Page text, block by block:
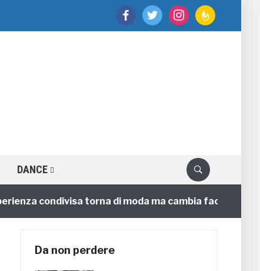
facebooktwitter instagramfeedburner
DANCE
condivisa torna di moda ma cambia faccia
Da non perdere